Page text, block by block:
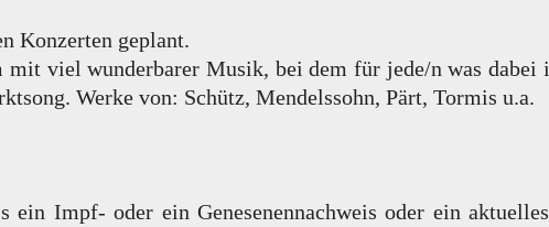
Konzerten geplant.
viel wunderbarer Musik, bei dem für jede/n was dabei
Werke von: Schütz, Mendelssohn, Pärt, Tormis u.a.
ein Impf- oder ein Genesenennachweis oder ein